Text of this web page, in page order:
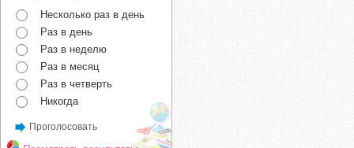
Несколько раз в день
Раз в день
Раз в неделю
Раз в месяц
Раз в четверть
Никогда
Проголосовать